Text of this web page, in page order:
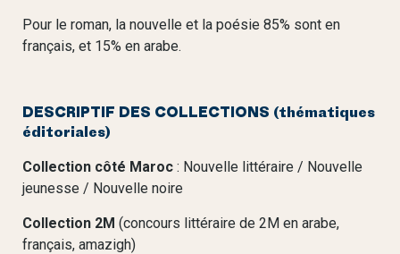
Pour le roman, la nouvelle et la poésie 85% sont en
français, et 15% en arabe.
DESCRIPTIF DES COLLECTIONS (thématiques
éditoriales)
Collection côté Maroc : Nouvelle littéraire / Nouvelle
jeunesse / Nouvelle noire
Collection 2M (concours littéraire de 2M en arabe,
français, amazigh)